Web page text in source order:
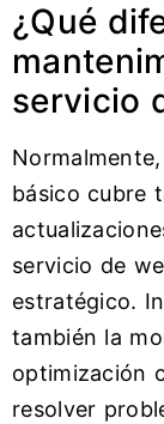
¿Qué
servicio
básico cubre
servicio de
estratégico.
también la
optimización
resolver